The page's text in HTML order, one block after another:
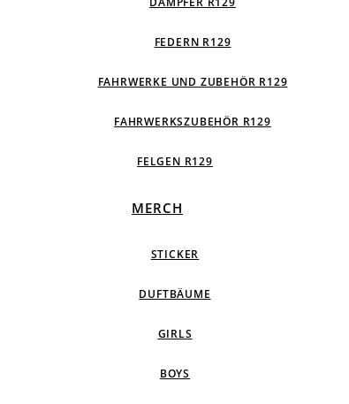
FEDERN R129
FAHRWERKE UND ZUBEHÖR R129
FAHRWERKSZUBEHÖR R129
FELGEN R129
MERCH
STICKER
DUFTBÄUME
GIRLS
BOYS